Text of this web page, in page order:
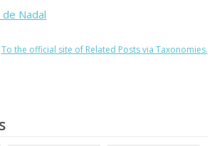
Nadal
To the official site of Related Posts via Taxonomies.